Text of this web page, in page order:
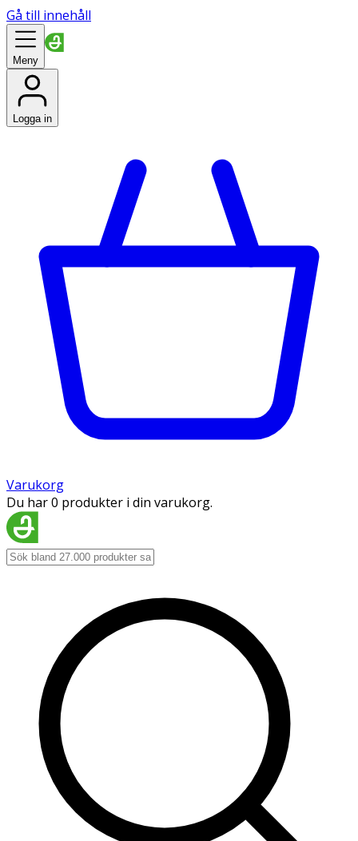
Gå till innehåll
Meny
Logga in
Varukorg
Du har 0 produkter i din varukorg.